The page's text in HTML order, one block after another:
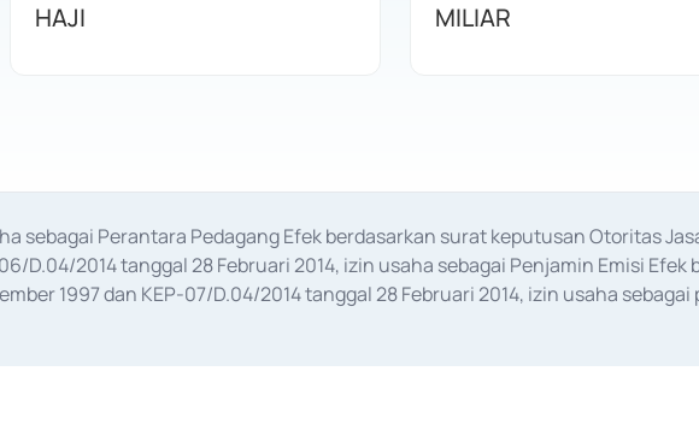
HAJI
MILIAR
sebagai Perantara Pedagang Efek berdasarkan surat keputusan Otoritas
D.04/2014 tanggal 28 Februari 2014, izin usaha sebagai Penjamin Emisi
1997 dan KEP-07/D.04/2014 tanggal 28 Februari 2014, izin usaha